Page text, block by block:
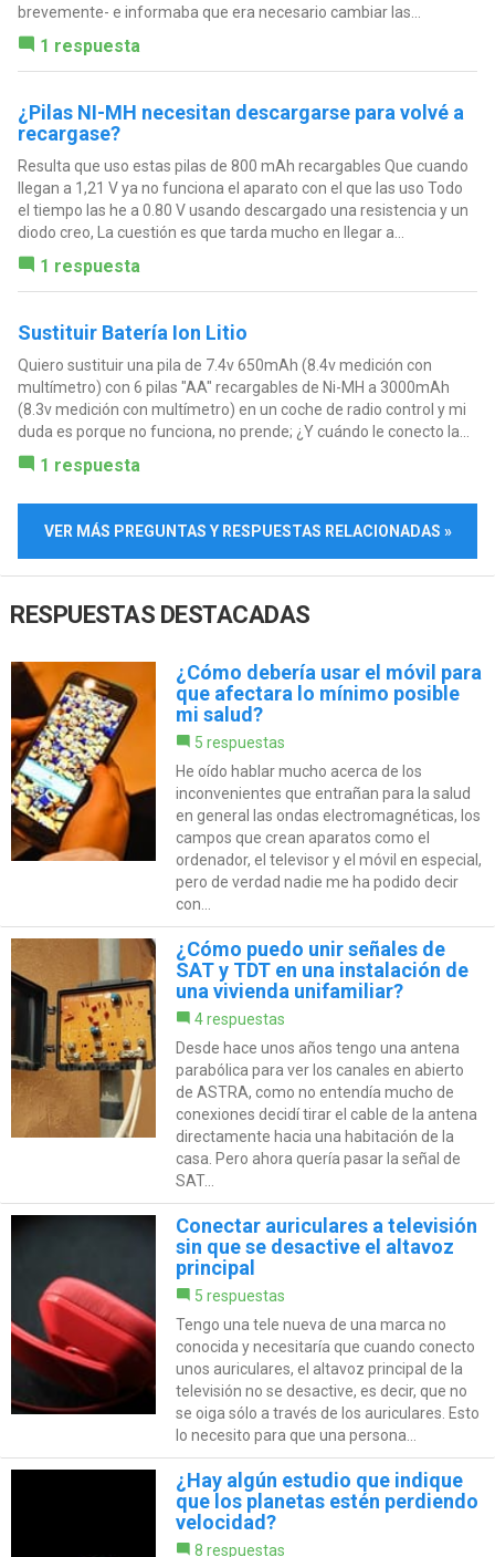
brevemente- e informaba que era necesario cambiar las...
1 respuesta
¿Pilas NI-MH necesitan descargarse para volvé a
recargase?
Resulta que uso estas pilas de 800 mAh recargables Que cuando
llegan a 1,21 V ya no funciona el aparato con el que las uso Todo
el tiempo las he a 0.80 V usando descargado una resistencia y un
diodo creo, La cuestión es que tarda mucho en llegar a...
1 respuesta
Sustituir Batería Ion Litio
Quiero sustituir una pila de 7.4v 650mAh (8.4v medición con
multímetro) con 6 pilas "AA" recargables de Ni-MH a 3000mAh
(8.3v medición con multímetro) en un coche de radio control y mi
duda es porque no funciona, no prende; ¿Y cuándo le conecto la...
1 respuesta
VER MÁS PREGUNTAS Y RESPUESTAS RELACIONADAS »
RESPUESTAS DESTACADAS
¿Cómo debería usar el móvil para
que afectara lo mínimo posible
mi salud?
5 respuestas
He oído hablar mucho acerca de los
inconvenientes que entrañan para la salud
en general las ondas electromagnéticas, los
campos que crean aparatos como el
ordenador, el televisor y el móvil en especial,
pero de verdad nadie me ha podido decir
con...
¿Cómo puedo unir señales de
SAT y TDT en una instalación de
una vivienda unifamiliar?
4 respuestas
Desde hace unos años tengo una antena
parabólica para ver los canales en abierto
de ASTRA, como no entendía mucho de
conexiones decidí tirar el cable de la antena
directamente hacia una habitación de la
casa. Pero ahora quería pasar la señal de
SAT...
Conectar auriculares a televisión
sin que se desactive el altavoz
principal
5 respuestas
Tengo una tele nueva de una marca no
conocida y necesitaría que cuando conecto
unos auriculares, el altavoz principal de la
televisión no se desactive, es decir, que no
se oiga sólo a través de los auriculares. Esto
lo necesito para que una persona...
¿Hay algún estudio que indique
que los planetas estén perdiendo
velocidad?
8 respuestas